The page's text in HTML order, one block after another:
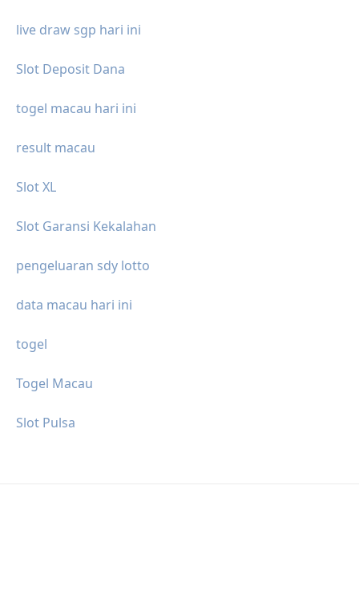
live draw sgp hari ini
Slot Deposit Dana
togel macau hari ini
result macau
Slot XL
Slot Garansi Kekalahan
pengeluaran sdy lotto
data macau hari ini
togel
Togel Macau
Slot Pulsa